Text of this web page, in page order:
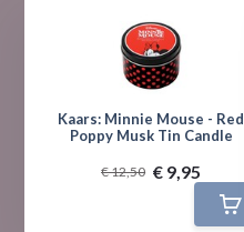
Kaars: Minnie Mouse - Red
Poppy Musk Tin Candle
€ 12,50 € 9,95